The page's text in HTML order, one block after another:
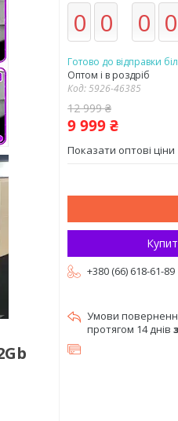
0 0 0 0
Готово до відправки
Оптом і в роздріб
Код:5926-46385
12 999 ₴
9 999 ₴
Показати оптові ціни
+380 (66) 618-61-89
протягом 14 днів